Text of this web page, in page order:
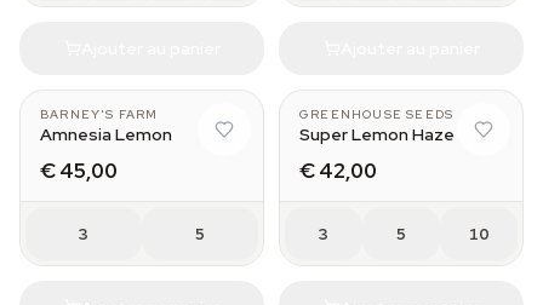
BARNEY'S FARM
Amnesia Lemon
€ 45,00
3 5
GREENHOUSE SEEDS
Super Lemon Haze
€ 42,00
3 5 10